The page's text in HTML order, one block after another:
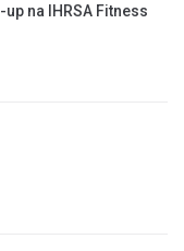
na IHRSA Fitness